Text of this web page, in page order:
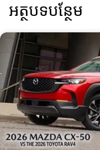
អត្ថបទបន្ថែម